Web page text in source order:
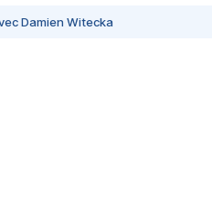
Damien Witecka